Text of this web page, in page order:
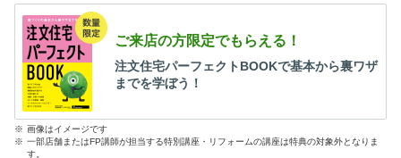
ご来店の方限定でもらえる！
注文住宅パーフェクトBOOKで基本から裏ワザ
までを学ぼう！
※ 画像はイメージです
※ 一部店舗またはFP講師が担当する特別講座・リフォームの講座は特典の対象外となりま
す。